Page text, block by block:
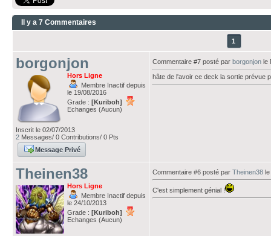
Il y a 7 Commentaires
1
borgonjon
Hors Ligne
Membre Inactif depuis
le 19/08/2016
Grade : [Kuriboh]
Echanges (Aucun)
Inscrit le 02/07/2013
2 Messages/ 0 Contributions/ 0 Pts
Message Privé
Commentaire #7 posté par borgonjon le
hâte de l'avoir ce deck la sortie prévue
Theinen38
Hors Ligne
Membre Inactif depuis
le 24/10/2013
Grade : [Kuriboh]
Echanges (Aucun)
Commentaire #6 posté par Theinen38 le
C'est simplement génial !